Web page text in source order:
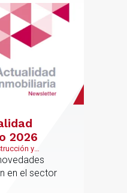
2026
y
en el sector